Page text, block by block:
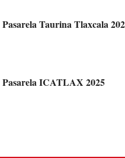
Pasarela Taurina Tlaxcala
Pasarela ICATLAX 2025